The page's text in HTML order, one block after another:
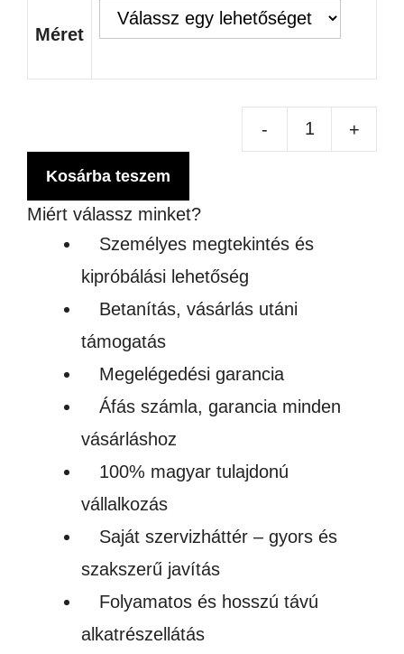
Méret
- +
Kosárba teszem
Miért válassz minket?
Személyes megtekintés és
kipróbálási lehetőség
Betanítás, vásárlás utáni
támogatás
Megelégedési garancia
Áfás számla, garancia minden
vásárláshoz
100% magyar tulajdonú
vállalkozás
Saját szervizháttér – gyors és
szakszerű javítás
Folyamatos és hosszú távú
alkatrészellátás